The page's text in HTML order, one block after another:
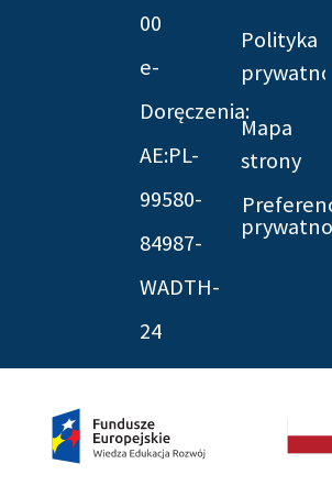
00
e-
Doręczenia:
AE:PL-
99580-
84987-
WADTH-
24
Polityka
Mapa
strony